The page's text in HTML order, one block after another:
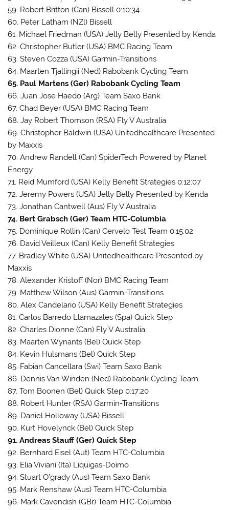
59. Robert Britton (Can) Bissell 0:10:34
60. Peter Latham (NZl) Bissell
61. Michael Friedman (USA) Jelly Belly Presented by Kenda
62. Christopher Butler (USA) BMC Racing Team
63. Steven Cozza (USA) Garmin-Transitions
64. Maarten Tjallingii (Ned) Rabobank Cycling Team
65. Paul Martens (Ger) Rabobank Cycling Team
66. Juan Jose Haedo (Arg) Team Saxo Bank
67. Chad Beyer (USA) BMC Racing Team
68. Jay Robert Thomson (RSA) Fly V Australia
69. Christopher Baldwin (USA) Unitedhealthcare Presented
by Maxxis
70. Andrew Randell (Can) SpiderTech Powered by Planet
Energy
71. Reid Mumford (USA) Kelly Benefit Strategies 0:12:07
72. Jeremy Powers (USA) Jelly Belly Presented by Kenda
73. Jonathan Cantwell (Aus) Fly V Australia
74. Bert Grabsch (Ger) Team HTC-Columbia
75. Dominique Rollin (Can) Cervelo Test Team 0:15:02
76. David Veilleux (Can) Kelly Benefit Strategies
77. Bradley White (USA) Unitedhealthcare Presented by
Maxxis
78. Alexander Kristoff (Nor) BMC Racing Team
79. Matthew Wilson (Aus) Garmin-Transitions
80. Alex Candelario (USA) Kelly Benefit Strategies
81. Carlos Barredo Llamazales (Spa) Quick Step
82. Charles Dionne (Can) Fly V Australia
83. Maarten Wynants (Bel) Quick Step
84. Kevin Hulsmans (Bel) Quick Step
85. Fabian Cancellara (Swi) Team Saxo Bank
86. Dennis Van Winden (Ned) Rabobank Cycling Team
87. Tom Boonen (Bel) Quick Step 0:17:20
88. Robert Hunter (RSA) Garmin-Transitions
89. Daniel Holloway (USA) Bissell
90. Kurt Hovelynck (Bel) Quick Step
91. Andreas Stauff (Ger) Quick Step
92. Bernhard Eisel (Aut) Team HTC-Columbia
93. Elia Viviani (Ita) Liquigas-Doimo
94. Stuart O’grady (Aus) Team Saxo Bank
95. Mark Renshaw (Aus) Team HTC-Columbia
96. Mark Cavendish (GBr) Team HTC-Columbia